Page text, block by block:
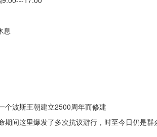
息
个波斯王朝建立2500周年而修建
期间这里爆发了多次抗议游行，时至今日仍是群